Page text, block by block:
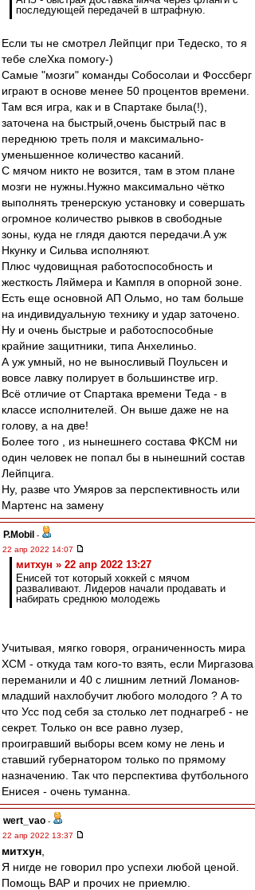
последующей передачей в штрафную.
Если ты не смотрел Лейпциг при Тедеско, то я
тебе слеХка помогу-)
Самые "мозги" команды Собосолаи и Фоссберг
играют в основе менее 50 процентов времени.
Там вся игра, как и в Спартаке была(!),
заточена на быстрый,очень быстрый пас в
переднюю треть поля и максимально-
уменьшенное количество касаний.
С мячом никто не возится, там в этом плане
мозги не нужны.Нужно максимально чётко
выполнять тренерскую установку и совершать
огромное количество рывков в свободные
зоны, куда не глядя даются передачи.А уж
Нкунку и Сильва исполняют.
Плюс чудовищная работоспособность и
жесткость Ляймера и Кампля в опорной зоне.
Есть еще основной АП Ольмо, но там больше
на индивидуальную технику и удар заточено.
Ну и очень быстрые и работоспособные
крайние защитники, типа Анхелиньо.
А уж умный, но не выносливый Поульсен и
вовсе лавку полирует в большинстве игр.
Всё отличие от Спартака времени Теда - в
классе исполнителей. Он выше даже не на
голову, а на две!
Более того , из нынешнего состава ФКСМ ни
один человек не попал бы в нынешний состав
Лейпцига.
Ну, разве что Умяров за перспективность или
Мартенс на замену
P.Mobil -
22 апр 2022 14:07
митхун » 22 апр 2022 13:27
Енисей тот который хоккей с мячом
разваливают. Лидеров начали продавать и
набирать среднюю молодежь
Учитывая, мягко говоря, ограниченность мира
ХСМ - откуда там кого-то взять, если Миргазова
переманили и 40 с лишним летний Ломанов-
младший нахлобучит любого молодого ? А то
что Усс под себя за столько лет поднагреб - не
секрет. Только он все равно лузер,
проигравший выборы всем кому не лень и
ставший губернатором только по прямому
назначению. Так что перспектива футбольного
Енисея - очень туманна.
wert_vao -
22 апр 2022 13:37
митхун
Я нигде не говорил про успехи любой ценой.
Помощь ВАР и прочих не приемлю.